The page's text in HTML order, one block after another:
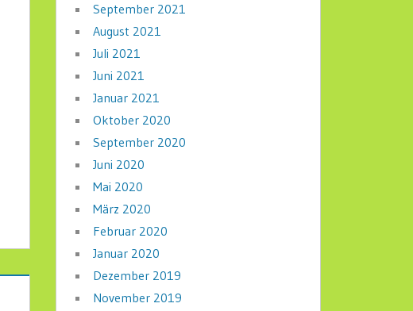
September 2021
August 2021
Juli 2021
Juni 2021
Januar 2021
Oktober 2020
September 2020
Juni 2020
Mai 2020
März 2020
Februar 2020
Januar 2020
Dezember 2019
November 2019